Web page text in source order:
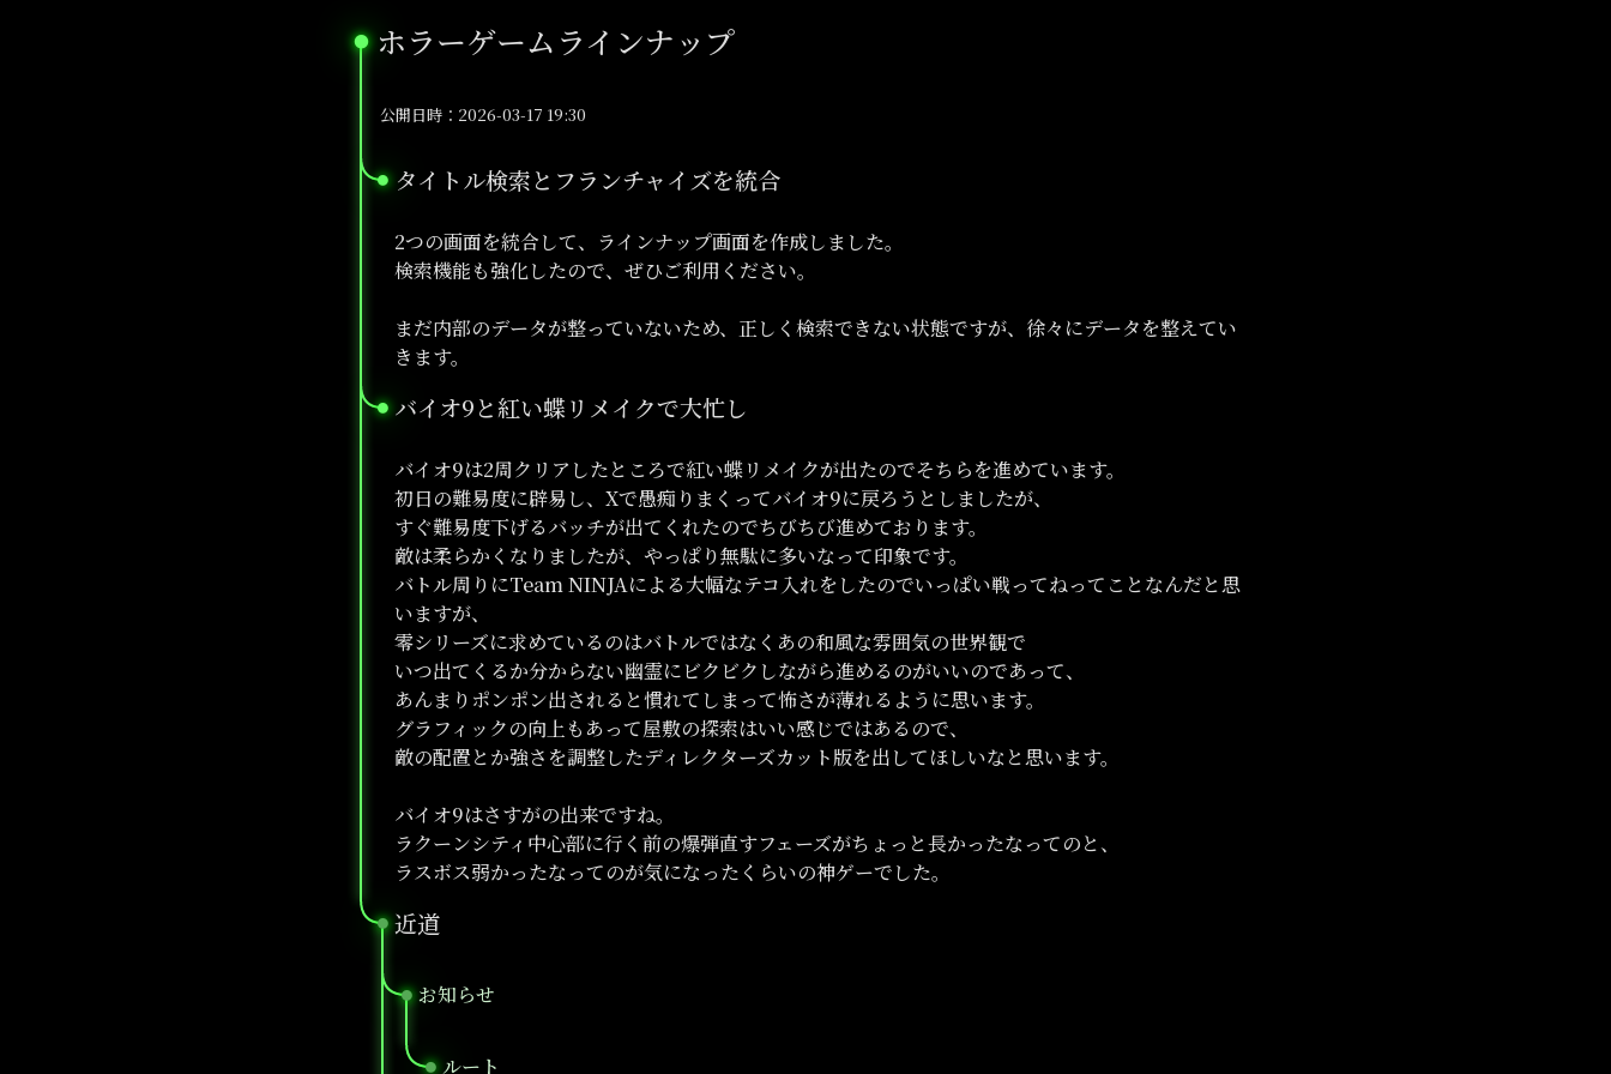
ホラーゲームラインナップ
●
公開日時：2026-03-17 19:30
タイトル検索とフランチャイズを統合
●
2つの画面を統合して、ラインナップ画面を作成しました。
検索機能も強化したので、ぜひご利用ください。
まだ内部のデータが整っていないため、正しく検索できない状態ですが、徐々にデータを整えてい
きます。
バイオ9と紅い蝶リメイクで大忙し
●
バイオ9は2周クリアしたところで紅い蝶リメイクが出たのでそちらを進めています。
初日の難易度に辟易し、Xで愚痴りまくってバイオ9に戻ろうとしましたが、
すぐ難易度下げるバッチが出てくれたのでちびちび進めております。
敵は柔らかくなりましたが、やっぱり無駄に多いなって印象です。
バトル周りにTeam NINJAによる大幅なテコ入れをしたのでいっぱい戦ってねってことなんだと思
いますが、
零シリーズに求めているのはバトルではなくあの和風な雰囲気の世界観で
いつ出てくるか分からない幽霊にビクビクしながら進めるのがいいのであって、
あんまりポンポン出されると慣れてしまって怖さが薄れるように思います。
グラフィックの向上もあって屋敷の探索はいい感じではあるので、
敵の配置とか強さを調整したディレクターズカット版を出してほしいなと思います。
バイオ9はさすがの出来ですね。
ラクーンシティ中心部に行く前の爆弾直すフェーズがちょっと長かったなってのと、
ラスボス弱かったなってのが気になったくらいの神ゲーでした。
近道
●
お知らせ
●
ルート
●